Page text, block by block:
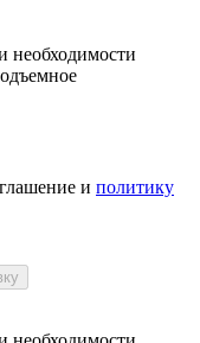
необходимости
и политику